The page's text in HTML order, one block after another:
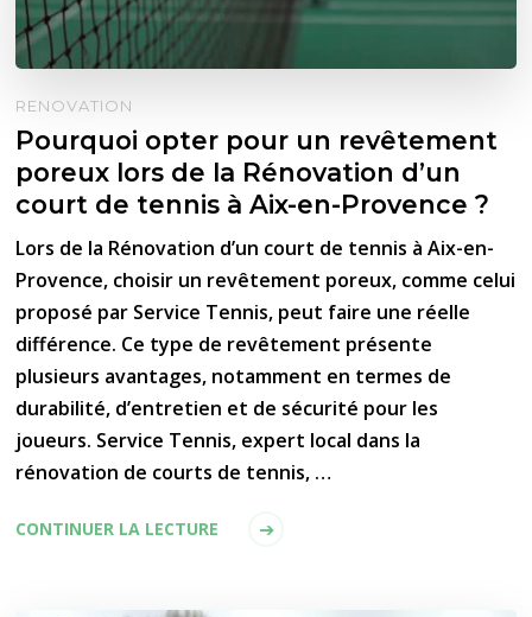
RENOVATION
Pourquoi opter pour un revêtement
poreux lors de la Rénovation d’un
court de tennis à Aix-en-Provence ?
Lors de la Rénovation d’un court de tennis à Aix-en-
Provence, choisir un revêtement poreux, comme celui
proposé par Service Tennis, peut faire une réelle
différence. Ce type de revêtement présente
plusieurs avantages, notamment en termes de
durabilité, d’entretien et de sécurité pour les
joueurs. Service Tennis, expert local dans la
rénovation de courts de tennis, …
CONTINUER LA LECTURE